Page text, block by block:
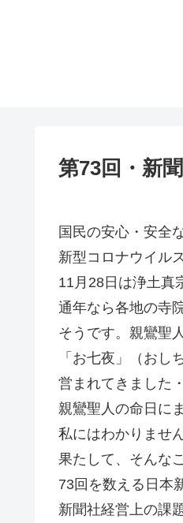
第73回・新
国民の安心・安全
新型コロナウイル
11月28日は浄土真
通年なら各地の寺
そうです。親鸞聖
「お七夜」（おし
営まれてきました
親鸞聖人の命日に
私にはわかりませ
果たして、そんな
73回を数える日本
新聞社経営上の課